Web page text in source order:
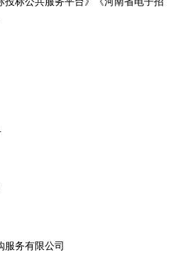
服务有限公司